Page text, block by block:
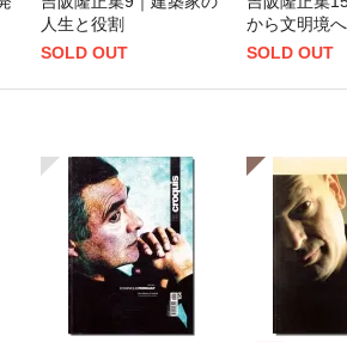
人生と役割
SOLD OUT
から文明境へ
SOLD OUT